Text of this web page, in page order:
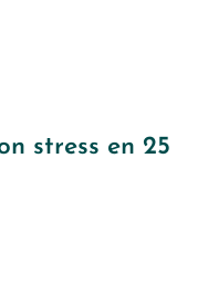
stress en 25